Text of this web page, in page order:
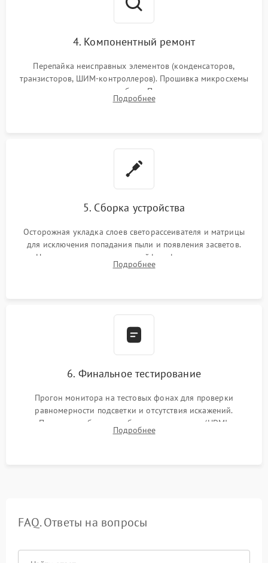
4. Компонентный ремонт
Перепайка неисправных элементов (конденсаторов,
транзисторов, ШИМ-контроллеров). Прошивка микросхемы
памяти при программных сбоях. При поломке подсветки —
разборка матрицы и замена выгоревших светодиодов.
Подробнее
5. Сборка устройства
Осторожная укладка слоев светорассеивателя и матрицы
для исключения попадания пыли и появления засветов.
Надежное подключение шлейфов, фиксация плат и
аккуратное защелкивание пластикового корпуса монитора.
Подробнее
6. Финальное тестирование
Прогон монитора на тестовых фонах для проверки
равномерности подсветки и отсутствия искажений.
Проверка работоспособности всех портов (HDMI,
DisplayPort, VGA) и кнопок управления под нагрузкой в
Подробнее
FAQ. Ответы на вопросы